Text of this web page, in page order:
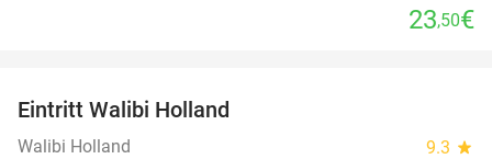
23,50€
Eintritt Walibi Holland
Walibi Holland 9.3 star